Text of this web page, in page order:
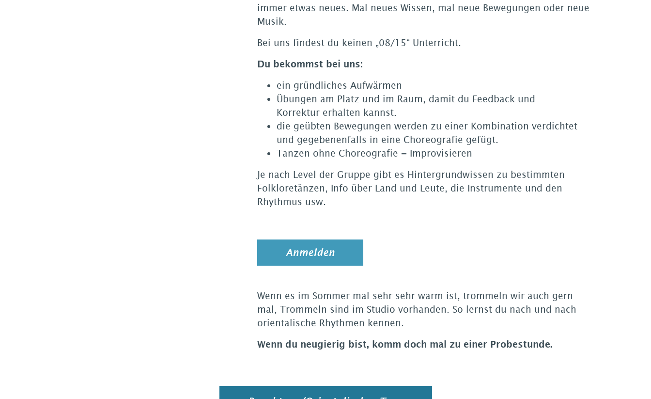
immer etwas neues. Mal neues Wissen, mal neue Bewegungen oder neue
Musik.
Bei uns findest du keinen „08/15“ Unterricht.
Du bekommst bei uns:
ein gründliches Aufwärmen
Übungen am Platz und im Raum, damit du Feedback und
Korrektur erhalten kannst.
die geübten Bewegungen werden zu einer Kombination verdichtet
und gegebenenfalls in eine Choreografie gefügt.
Tanzen ohne Choreografie = Improvisieren
Je nach Level der Gruppe gibt es Hintergrundwissen zu bestimmten
Folkloretänzen, Info über Land und Leute, die Instrumente und den
Rhythmus usw.
Anmelden
Wenn es im Sommer mal sehr sehr warm ist, trommeln wir auch gern
mal, Trommeln sind im Studio vorhanden. So lernst du nach und nach
orientalische Rhythmen kennen.
Wenn du neugierig bist, komm doch mal zu einer Probestunde.